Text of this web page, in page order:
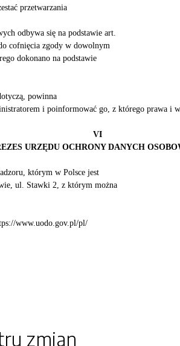
przetwarzania
odbywa się na podstawie art.
cofnięcia zgody w dowolnym
dokonano na podstawie
powinna
i poinformować go, z którego prawa i
VI
URZĘDU OCHRONY DANYCH
którym w Polsce jest
ul. Stawki 2, z którym można
www.uodo.gov.pl/pl/
zmian